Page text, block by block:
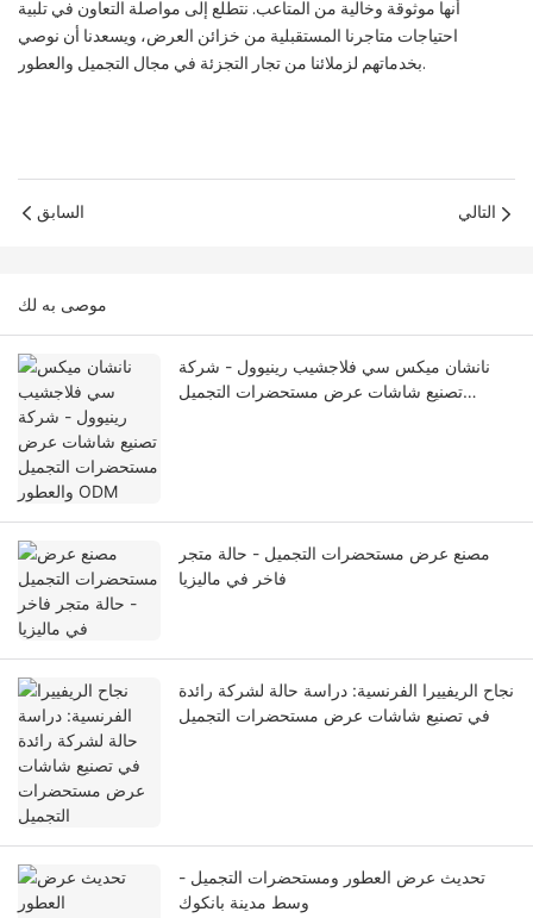
أنها موثوقة وخالية من المتاعب. نتطلع إلى مواصلة التعاون في تلبية
احتياجات متاجرنا المستقبلية من خزائن العرض، ويسعدنا أن نوصي
بخدماتهم لزملائنا من تجار التجزئة في مجال التجميل والعطور.
السابق التالي
موصى به لك
نانشان ميكس سي فلاجشيب رينيوول - شركة
تصنيع شاشات عرض مستحضرات التجميل
مصنع عرض مستحضرات التجميل - حالة متجر
فاخر في ماليزيا
نجاح الريفييرا الفرنسية: دراسة حالة لشركة رائدة
في تصنيع شاشات عرض مستحضرات التجميل
تحديث عرض العطور ومستحضرات التجميل -
وسط مدينة بانكوك